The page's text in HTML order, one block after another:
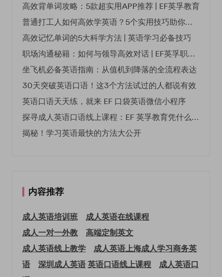
高效背单词攻略：5款超实用APP推荐 | EF英孚教育
普通打工人如何高效学英语？5个实用技巧助你突破职场瓶颈
高效记忆单词的5大科学方法 | 英语学习必备技巧
职场沟通秘籍：如何与领导高效对话 | EF英孚职场指南
坐飞机必备英语指南：从值机到降落的全流程表达
30天突破英语口语！这3个方法试过的人都说有效
英语口语天天练，就来 EF 口袋英语微信小程序
探寻成人英语口语线上课程：EF 英孚教育凭什么领航
揭秘！学习英语最快的方法大公开
内容推荐
成人英语培训班
成人英语在线课程
成人一对一外教
高端定制英文
成人英语线上教学
成人英语上海成人学习商务英
语
深圳成人英语英语口语线上课程
成人英语口